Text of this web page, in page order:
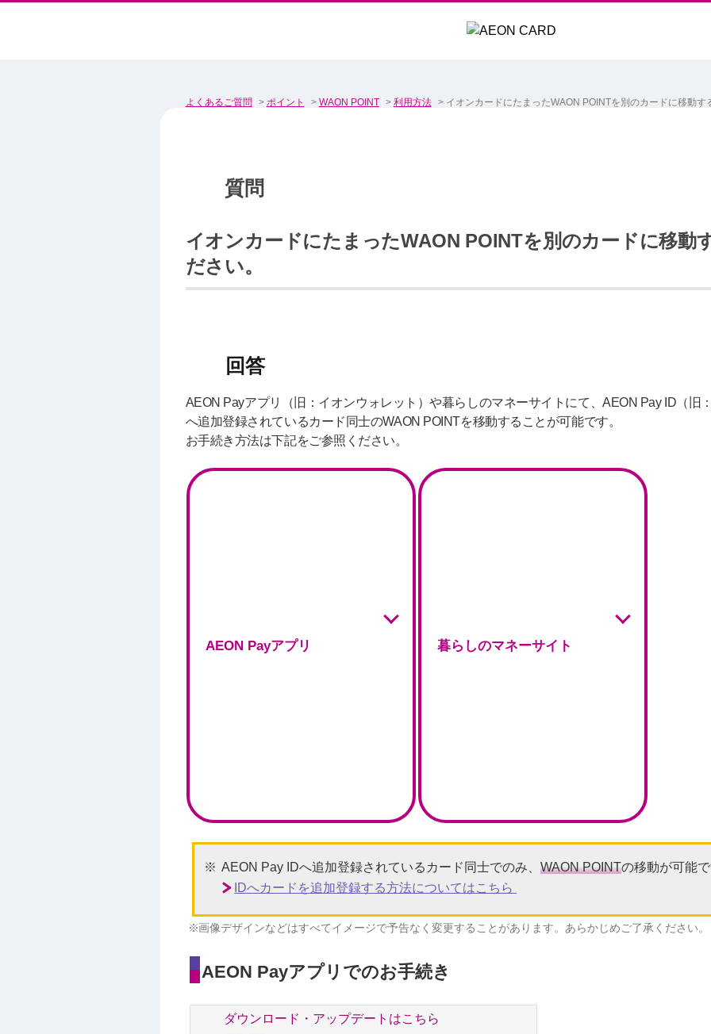
よくあるご質問 > ポイント > WAON POINT > 利用方法 > イオンカードにたまったWAON POINTを別のカードに移動す
イオンカードにたまったWAON POINTを別のカードに移動
ださい。
AEON Payアプリ（旧：イオンウォレット）や暮らしのマネーサイトにて、AEON Pay ID（旧
へ追加登録されているカード同士のWAON POINTを移動することが可能です。
お手続き方法は下記をご参照ください。
AEON Payアプリ 暮らしのマネーサイト
AEON Pay IDへ追加登録されているカード同士でのみ、WAON POINTの移動が可能
IDへカードを追加登録する方法についてはこちら
画像デザインなどはすべてイメージで予告なく変更することがあります。あらかじめご了承ください。
AEON Payアプリでのお手続き
ダウンロード・アップデートはこちら